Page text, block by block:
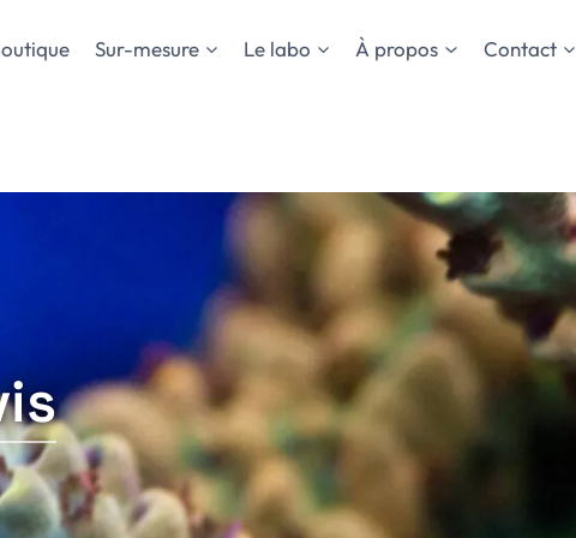
Sur-mesure Le labo À propos Contact